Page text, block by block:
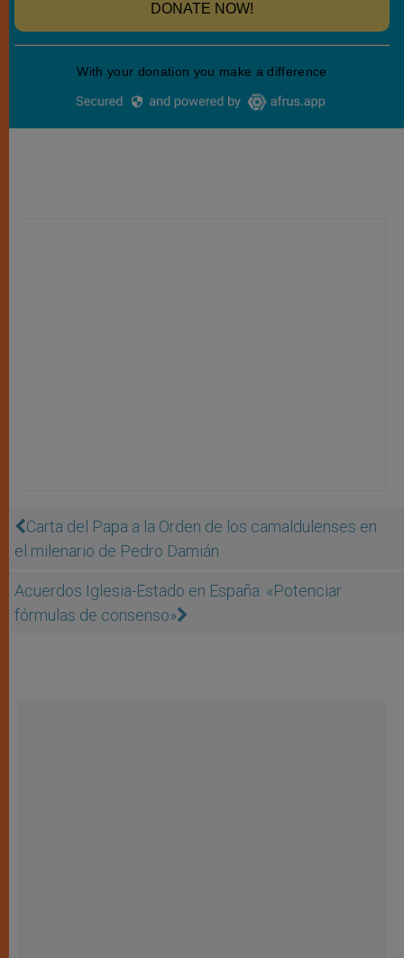
Carta del Papa a la Orden de los camaldulenses en
el milenario de Pedro Damián
Acuerdos Iglesia-Estado en España: «Potenciar
fórmulas de consenso»